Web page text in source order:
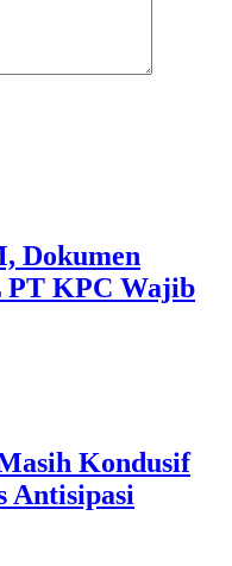
Dokumen
KPC Wajib
Kondusif
Antisipasi